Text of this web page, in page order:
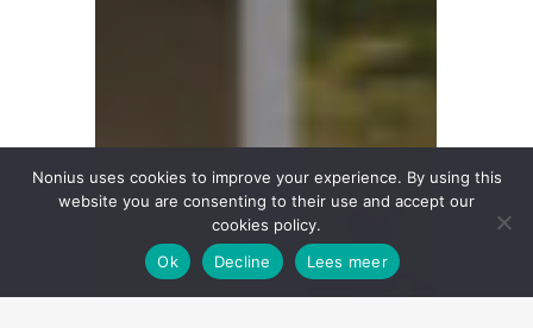
Nonius uses cookies to improve your experience. By using this
website you are consenting to their use and accept our
cookies policy.
Ok
Decline Lees meer